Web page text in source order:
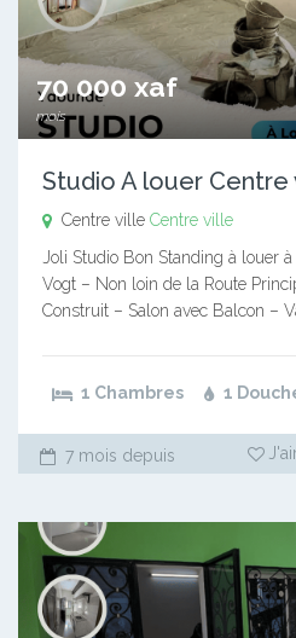
70 000 xaf
mois
Studio A louer Centre
Centre ville Centre ville
Joli Studio Bon Standing à louer
Vogt – Non loin de la Route
Construit – Salon avec Balcon –
1 Chambres 1
7 mois depuis